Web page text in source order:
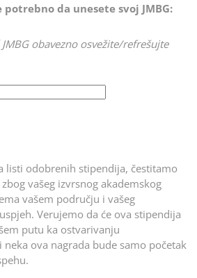
da unesete svoj JMBG:
obavezno osvežite/refrešujte
listi odobrenih stipendija, čestitamo
vašeg izvrsnog akademskog
vašem području i vašeg
Verujemo da će ova stipendija
putu ka ostvarivanju
ova nagrada bude samo početak